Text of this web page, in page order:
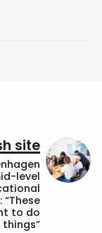
site
level
to do
things”